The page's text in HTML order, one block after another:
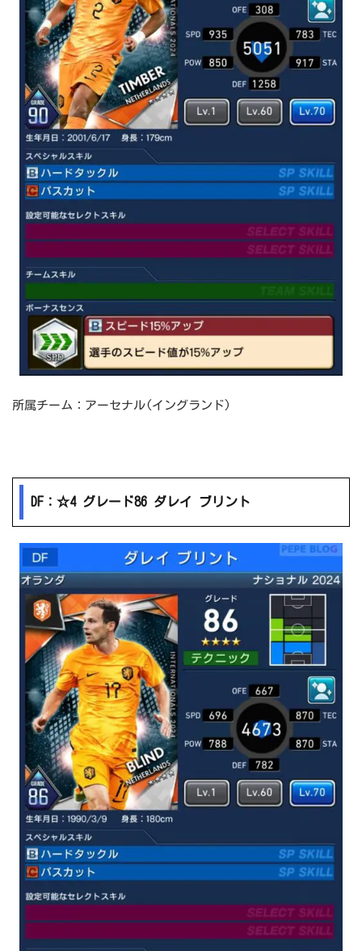
所属チーム：アーセナル(イングランド)
DF：☆4 グレード86 ダレイ ブリント